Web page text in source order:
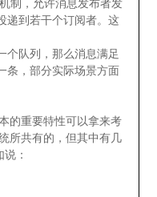
制，允许消息发布者发
递到若干个订阅者。这
个队列，那么消息满足
条，部分实际场景方面
的重要特性可以拿来考
所共有的，但其中有几
：